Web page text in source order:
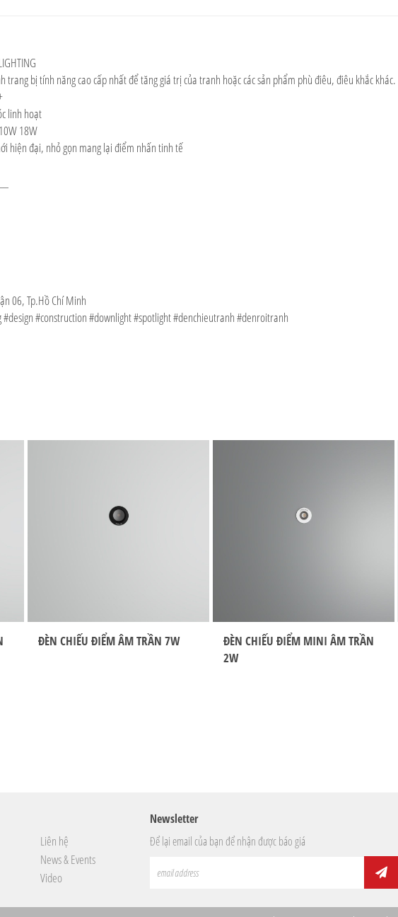
trang bị tính năng cao cấp nhất để tăng giá trị của tranh hoặc các sản phẩm phù điêu, điêu khắc khác.
linh hoạt
18W
hiện đại, nhỏ gọn mang lại điểm nhấn tinh tế
06, Tp.Hồ Chí Minh
#construction #downlight #spotlight #denchieutranh #denroitranh
ĐÈN CHIẾU ĐIỂM ÂM TRẦN 7W
ĐÈN CHIẾU ĐIỂM MINI ÂM TRẦN
2W
Liên hệ
News & Events
Video
Newsletter
Để lại email của bạn để nhận được báo giá